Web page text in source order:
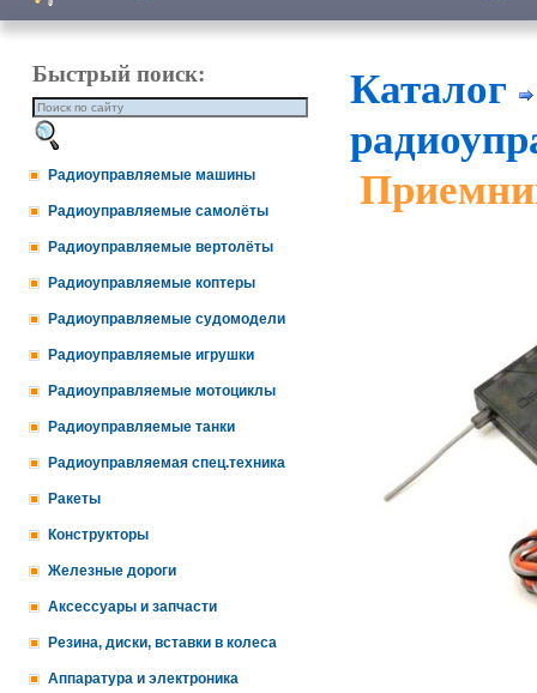
Быстрый поиск:
Радиоуправляемые машины
Радиоуправляемые самолёты
Радиоуправляемые вертолёты
Радиоуправляемые коптеры
Радиоуправляемые судомодели
Радиоуправляемые игрушки
Радиоуправляемые мотоциклы
Радиоуправляемые танки
Радиоуправляемая спец.техника
Ракеты
Конструкторы
Железные дороги
Аксессуары и запчасти
Резина, диски, вставки в колеса
Аппаратура и электроника
Каталог